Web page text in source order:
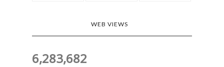
WEB VIEWS
6,283,682